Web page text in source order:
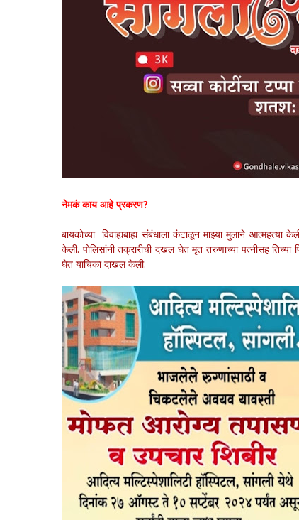
नेमकं काय आहे प्रकरण?
बायकोच्या विवाह्यबाह्य संबंधाला कंटाळून माझ्या मुलाने
केली. पोलिसांनी तक्रारीची दखल घेत मृत तरुणाच्या पत्नीसह तिच्या
घेत याचिका दाखल केली.